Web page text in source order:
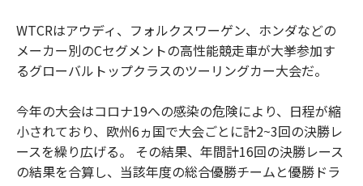
WTCRはアウディ、フォルクスワーゲン、ホンダなどの
メーカー別のCセグメントの高性能競走車が大挙参加す
るグローバルトップクラスのツーリングカー大会だ。
今年の大会はコロナ19への感染の危険により、日程が縮
小されており、欧州6ヵ国で大会ごとに計2~3回の決勝レ
ースを繰り広げる。 その結果、年間計16回の決勝レース
の結果を合算し、当該年度の総合優勝チームと優勝ドラ